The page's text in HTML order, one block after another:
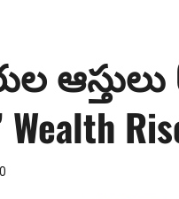
ఆస్తులు
Wealth
0